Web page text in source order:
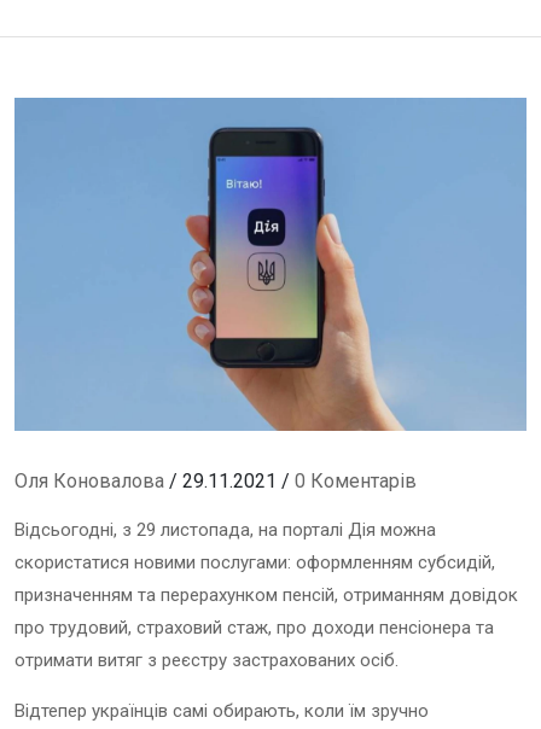
Оля Коновалова / 29.11.2021 / 0 Коментарів
Відсьогодні, з 29 листопада, на порталі Дія можна
скористатися новими послугами: оформленням субсидій,
призначенням та перерахунком пенсій, отриманням довідок
про трудовий, страховий стаж, про доходи пенсіонера та
отримати витяг з реєстру застрахованих осіб.
Відтепер українців самі обирають, коли їм зручно